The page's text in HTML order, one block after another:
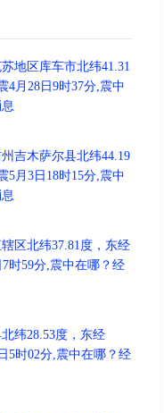
地区库车市北纬41.31
4月28日9时37分,震中
吉木萨尔县北纬44.19
5月3日18时15分,震中
区北纬37.81度，东经
时59分,震中在哪？经
纬28.53度，东经
5时02分,震中在哪？经